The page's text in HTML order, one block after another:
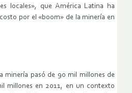
locales», que América Latina ha
por el «boom» de la minería en
minería pasó de 90 mil millones de
millones en 2011, en un contexto